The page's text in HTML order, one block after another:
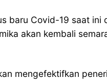
baru Covid-19 saat
akan kembali
mengefektifkan